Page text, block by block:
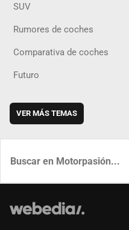
SUV
Rumores de coches
Comparativa de coches
Futuro
VER MÁS TEMAS